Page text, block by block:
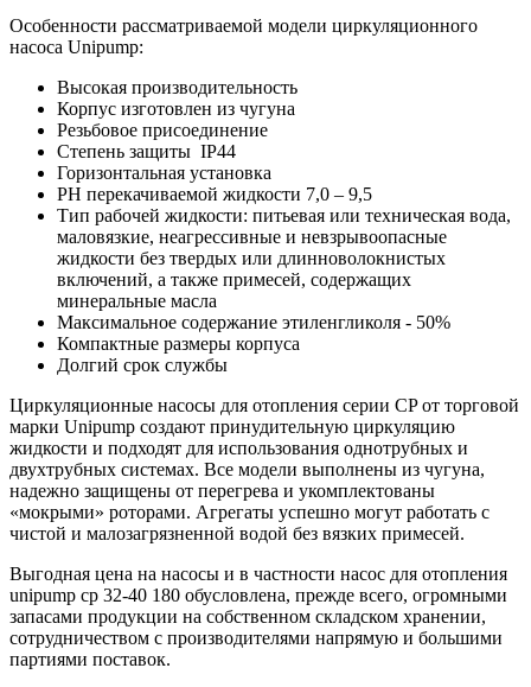
Особенности рассматриваемой модели циркуляционного
насоса Unipump:
Высокая производительность
Корпус изготовлен из чугуна
Резьбовое присоединение
Степень защиты IP44
Горизонтальная установка
РН перекачиваемой жидкости 7,0 – 9,5
Тип рабочей жидкости: питьевая или техническая вода,
маловязкие, неагрессивные и невзрывоопасные
жидкости без твердых или длинноволокнистых
включений, а также примесей, содержащих
минеральные масла
Максимальное содержание этиленгликоля - 50%
Компактные размеры корпуса
Долгий срок службы
Циркуляционные насосы для отопления серии CP от торговой
марки Unipump создают принудительную циркуляцию
жидкости и подходят для использования однотрубных и
двухтрубных системах. Все модели выполнены из чугуна,
надежно защищены от перегрева и укомплектованы
«мокрыми» роторами. Агрегаты успешно могут работать с
чистой и малозагрязненной водой без вязких примесей.
Выгодная цена на насосы и в частности насос для отопления
unipump cp 32-40 180 обусловлена, прежде всего, огромными
запасами продукции на собственном складском хранении,
сотрудничеством с производителями напрямую и большими
партиями поставок.